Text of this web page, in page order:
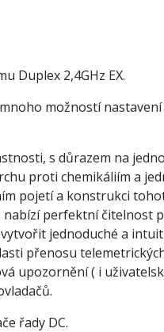
Duplex 2,4GHz EX.
možností
s důrazem na
proti chemikáliím a
pojetí a konstrukci
perfektní
jednoduché a
přenosu
upozornění ( i
řady DC.